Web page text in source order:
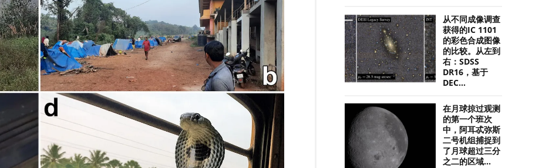
从不同成像调查
获得的IC 1101
的彩色合成图像
的比较。从左到
右：SDSS
DR16，基于
DEC...
在月球掠过观测
的第一个班次
中，阿耳忒弥斯
二号机组捕捉到
了月球超过三分
之二的区域...